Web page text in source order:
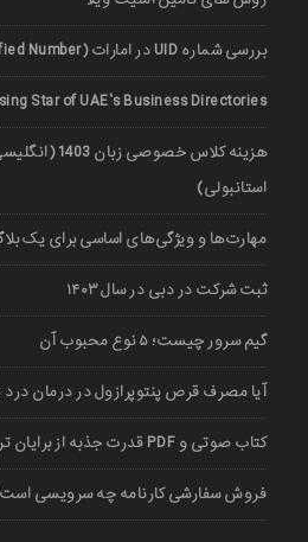
بررسی شماره UID در امارات (UAE Unified Number)
Star of UAE’s Business Directories
هزینه کلاس
استانبولی)
مهارت‌ها و ویژگی‌های اساسی برای یک
ثبت شرکت در دبی در سال ۱۴۰۳
گیم سرور چیست؛ ۵ نوع محبوب آن
آیا مصرف قرص پنتوپرازول در درمان
کتاب صوتی و PDF قدرت جذبه از برایان تریسی
فروش سفارشی کارنامه چه سرویسی